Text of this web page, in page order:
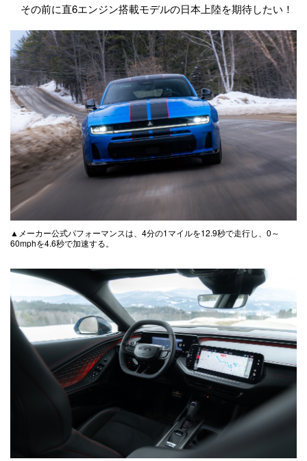
その前に直6エンジン搭載モデルの日本上陸を期待したい！
▲メーカー公式パフォーマンスは、4分の1マイルを12.9秒で走行し、0～
60mphを4.6秒で加速する。